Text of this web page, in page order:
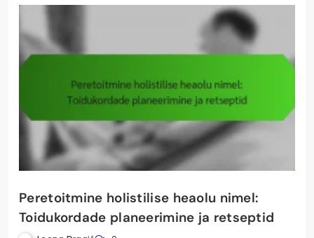
Peretoitmine holistilise heaolu nimel:
Toidukordade planeerimine ja retseptid